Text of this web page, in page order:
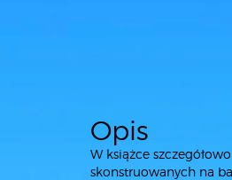
Opis
W książce
skonstruowanych na